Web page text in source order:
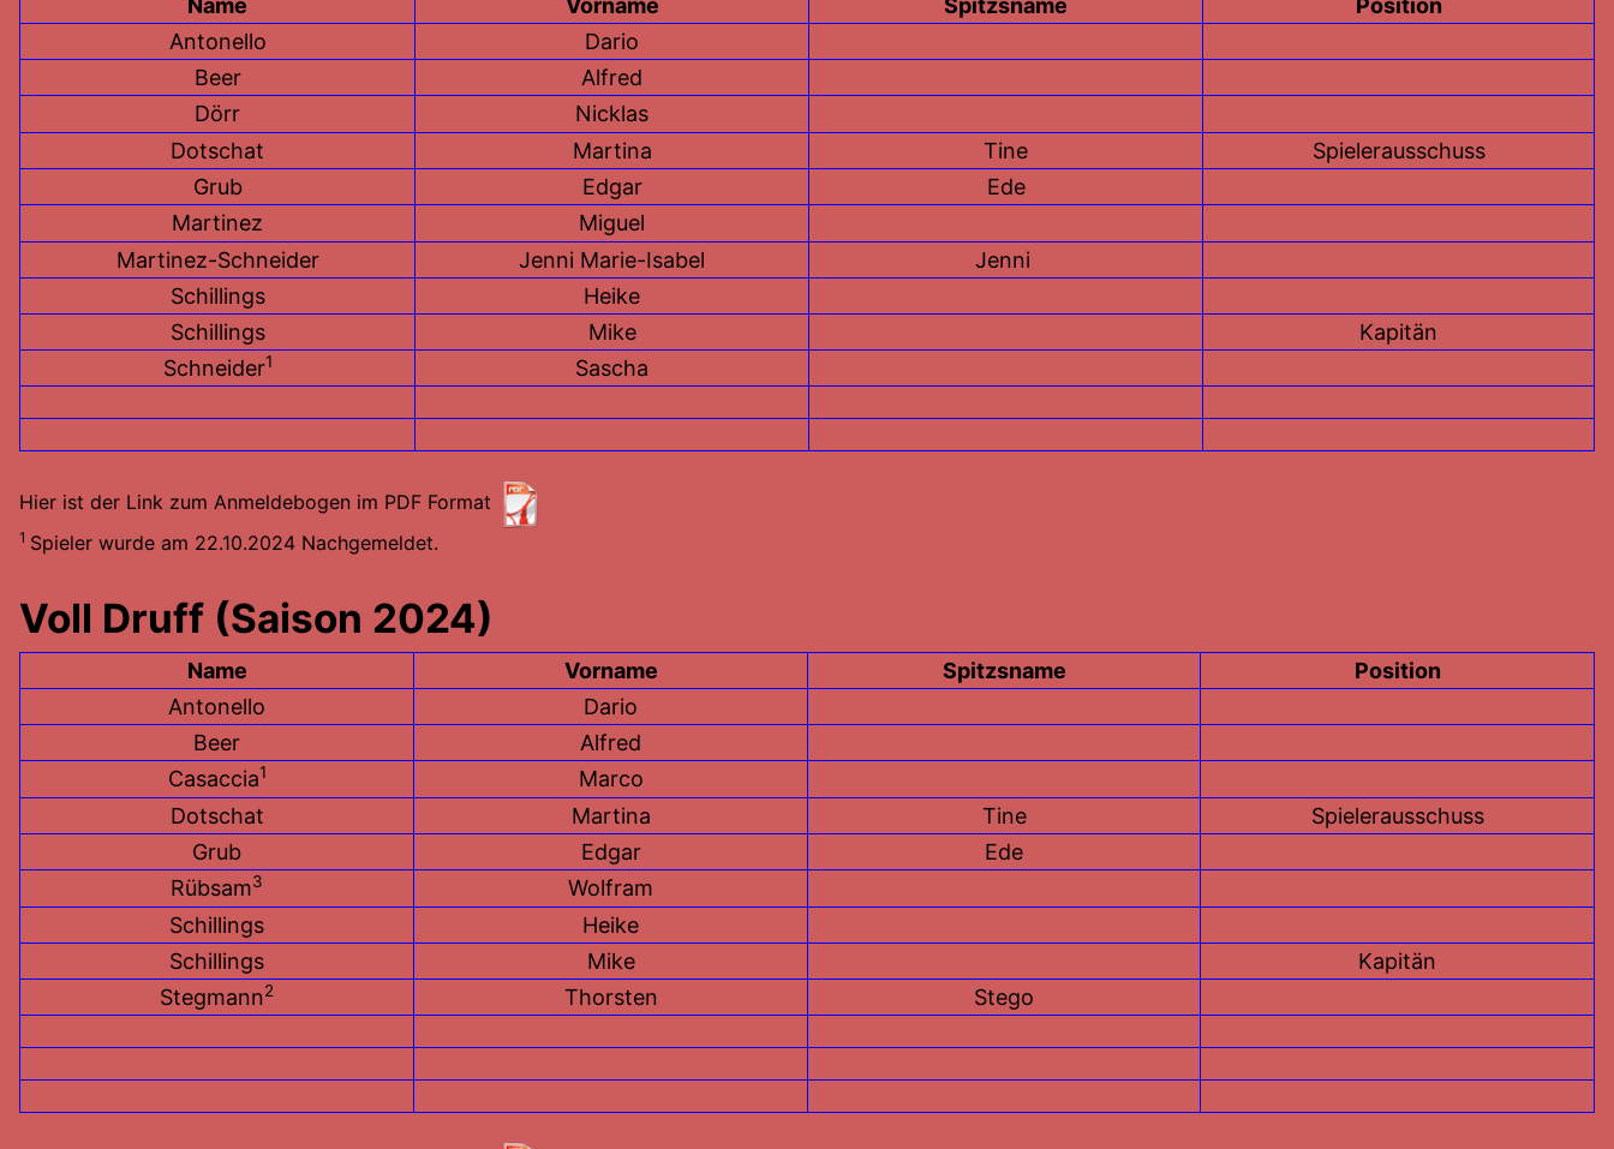
Name Vorname Spitzsname
Position
Antonello
Dario
Beer
Alfred
Dörr
Nicklas
Dotschat
Martina Tine
Spielerausschuss
Grub
Edgar
Ede
Martinez
Miguel
Martinez-Schneider
Jenni Marie-Isabel
Jenni
Schillings
Heike
Schillings
Mike
Kapitän
Schneider1 Sascha
Hier ist der Link zum Anmeldebogen im PDF Format
1 Spieler wurde am 22.10.2024 Nachgemeldet.
Voll Druff (Saison 2024)
Name Vorname Spitzsname
Position
Antonello
Dario
Beer
Alfred
Casaccia1
Marco
Dotschat
Martina Tine
Spielerausschuss
Grub
Edgar
Ede
Rübsam3
Wolfram
Schillings
Heike
Schillings
Mike
Kapitän
Stegmann2 Thorsten Stego